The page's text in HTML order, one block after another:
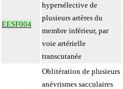
EESF004
hypersélective de
plusieurs artères du
membre inférieur, par
voie artérielle
transcutanée
Oblitération de plusieurs
anévrismes sacculaires